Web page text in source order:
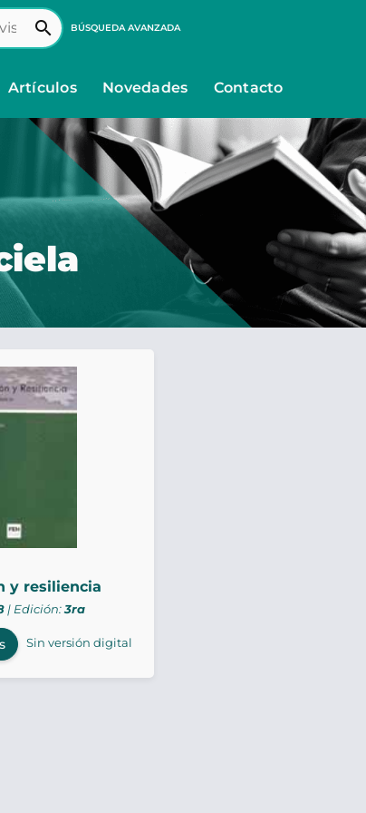
search BÚSQUEDA AVANZADA
Artículos Novedades Contacto
y resiliencia
| Edición:3ra
Sin versión digital